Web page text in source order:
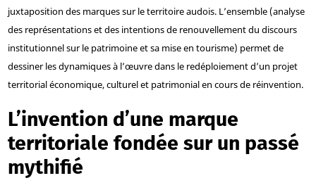
juxtaposition des marques sur le territoire audois. L’ensemble (analyse
des représentations et des intentions de renouvellement du discours
institutionnel sur le patrimoine et sa mise en tourisme) permet de
dessiner les dynamiques à l’œuvre dans le redéploiement d’un projet
territorial économique, culturel et patrimonial en cours de réinvention.
L’invention d’une marque
territoriale fondée sur un passé
mythifié